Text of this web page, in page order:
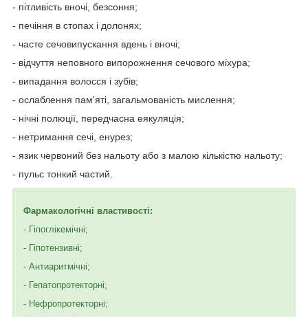
- пітливість вночі, безсоння;
- печіння в стопах і долонях;
- часте сечовипускання вдень і вночі;
- відчуття неповного випорожнення сечового міхура;
- випадання волосся і зубів;
- ослаблення пам'яті, загальмованість мислення;
- нічні полюції, передчасна еякуляція;
- нетримання сечі, енурез;
- язик червоний без нальоту або з малою кількістю нальоту;
- пульс тонкий частий.
Фармакологічні властивості:
- Гіпоглікемічні;
- Гіпотензивні;
- Антиаритмічні;
- Гепатопротекторні;
- Нефропротекторні;